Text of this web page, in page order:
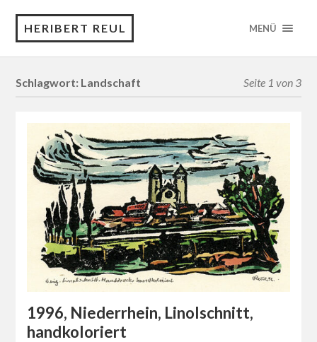
HERIBERT REUL MENÜ
Schlagwort: Landschaft Seite 1 von 3
1996, Niederrhein, Linolschnitt,
handkoloriert